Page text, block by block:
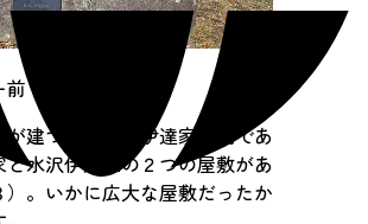
前
が建つ敷地は、伊達家一門であ
と水沢伊達家の２つの屋敷があ
。いかに広大な屋敷だったか